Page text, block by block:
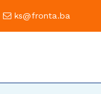
ks@fronta.ba